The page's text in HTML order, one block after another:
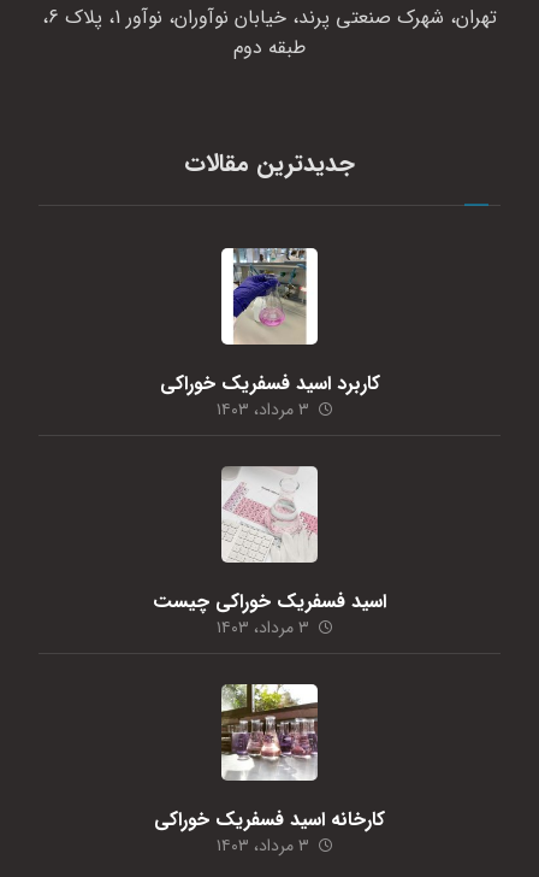
تهران، شهرک صنعتی پرند، خیابان نوآوران، نوآور 1، پلاک 6،
طبقه دوم
جدیدترین مقالات
کاربرد اسید فسفریک خوراکی
۳ مرداد، ۱۴۰۳
اسید فسفریک خوراکی چیست
۳ مرداد، ۱۴۰۳
کارخانه اسید فسفریک خوراکی
۳ مرداد، ۱۴۰۳